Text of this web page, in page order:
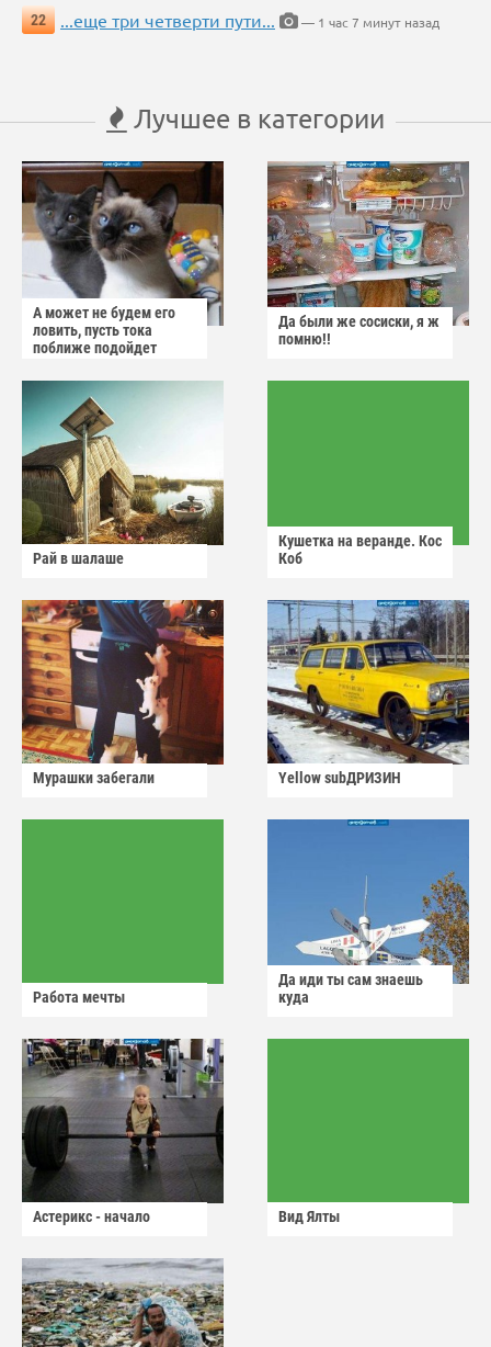
22
...еще три четверти пути... — 1 час 7 минут назад
Лучшее в категории
А может не будем его
ловить, пусть тока
поближе подойдет
Да были же сосиски, я ж
помню!!
Рай в шалаше
Кушетка на веранде. Кос
Коб
Мурашки забегали Yellow subДРИЗИН
Работа мечты
Да иди ты сам знаешь
куда
Астерикс - начало Вид Ялты